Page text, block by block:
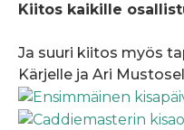
Kiitos kaikille
Ja suuri kiitos myös
Kärjelle ja Ari